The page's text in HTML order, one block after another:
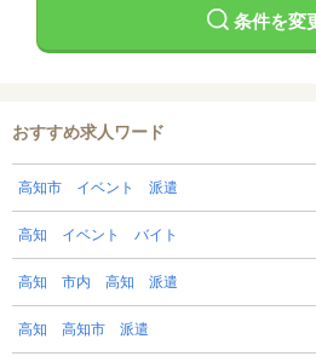
条件を変
おすすめ求人ワード
高知市 イベント 派遣
高知 イベント バイト
高知 市内 高知 派遣
高知 高知市 派遣